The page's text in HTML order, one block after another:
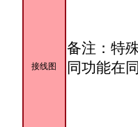
接线图
备注：特
同功能在